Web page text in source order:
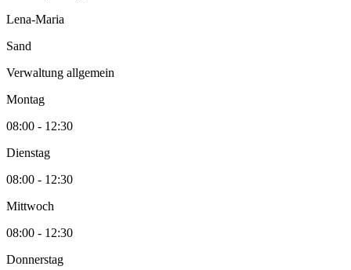
Lena-Maria
Sand
Verwaltung allgemein
Montag
08:00 - 12:30
Dienstag
08:00 - 12:30
Mittwoch
08:00 - 12:30
Donnerstag